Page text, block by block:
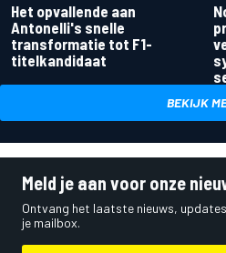
Het opvallende aan
Antonelli's snelle
transformatie tot F1-
titelkandidaat
BEKIJK
Meld je aan voor onze
Ontvang het laatste nieuws,
je mailbox.